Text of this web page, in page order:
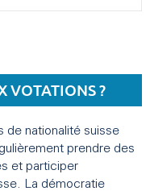
VOTATIONS ?
de nationalité suisse
prendre des
et participer
La démocratie